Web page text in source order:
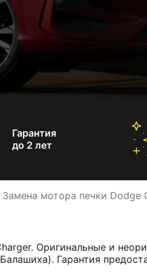
Гарантия
до 2 лет
Замена мотора печки Dodge
Оригинальные и
Гарантия